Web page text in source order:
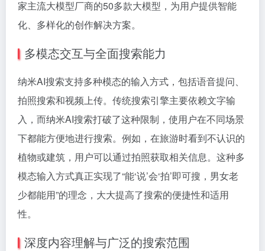
家主流大模型厂商的50多款大模型，为用户提供智能
化、多样化的创作解决方案。
多模态交互与全面搜索能力
纳米AI搜索支持多种模态的输入方式，包括语音提问、
拍照搜索和视频上传。传统搜索引擎主要依赖文字输
入，而纳米AI搜索打破了这种限制，使用户在不同场景
下都能方便地进行搜索。例如，在旅游时看到不认识的
植物或建筑，用户可以通过拍照获取相关信息。这种多
模态输入方式真正实现了“能‘说’会‘拍’即可搜，男女老
少都能用”的理念，大大提高了搜索的便捷性和适用
性。
深度内容理解与广泛的搜索范围